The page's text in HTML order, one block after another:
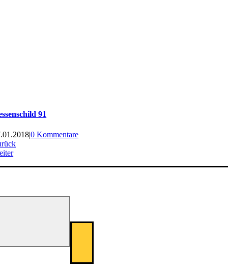
91
|0 Kommentare